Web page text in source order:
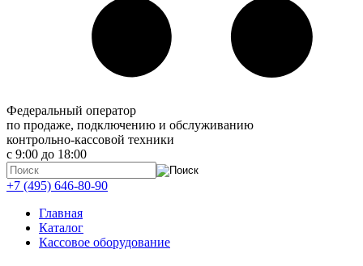
Федеральный оператор
по продаже, подключению и обслуживанию
контрольно-кассовой техники
с 9:00 до 18:00
+7 (495) 646-80-90
Главная
Каталог
Кассовое оборудование